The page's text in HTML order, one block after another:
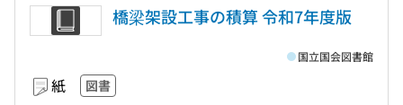
橋梁架設工事の積算 令和7年度版
紙 図書
国立国会図書館